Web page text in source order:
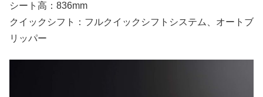
シート高：836mm
クイックシフト：フルクイックシフトシステム、オートブ
リッパー